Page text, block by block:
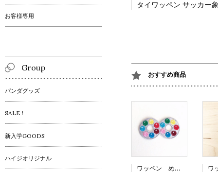
おすすめ商品
ワッペン めがねチョコ
お客様専用
Group
パンダグッズ
SALE !
新入学GOODS
ハイジオリジナル